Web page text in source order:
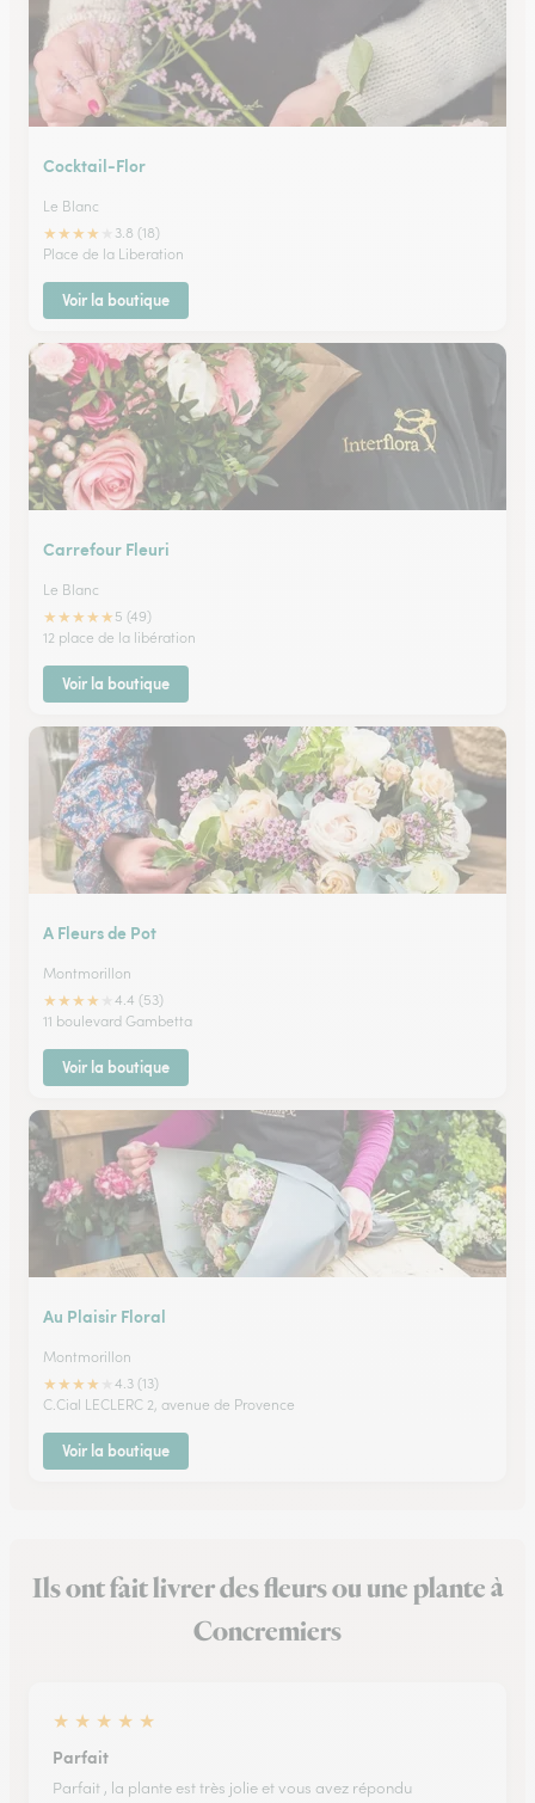
Cocktail-Flor
Le Blanc
★★★★
3.8 (18)
Place de la Liberation
Voir la boutique
Carrefour Fleuri
Le Blanc
★★★★★ 5 (49)
12 place de la libération
Voir la boutique
A Fleurs de Pot
Montmorillon
★★★★
4.4 (53)
11 boulevard Gambetta
Voir la boutique
Au Plaisir Floral
Montmorillon
★★★★
4.3 (13)
C.Cial LECLERC 2, avenue de Provence
Voir la boutique
Ils ont fait livrer des fleurs ou une plante à
Concremiers
★ ★ ★ ★ ★
Parfait
Parfait , la plante est très jolie et vous avez répondu